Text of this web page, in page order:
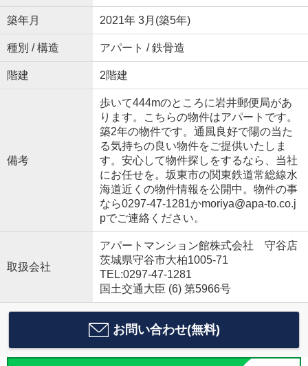
築年月 2021年 3月(築5年)
種別 / 構造 アパート / 鉄骨造
階建 2階建
備考
歩いて444mのところに岩井郵便局があ
ります。こちらの物件はアパートです。
築2年の物件です。通風良好で陽の当た
る気持ちの良い物件をご提供いたしま
す。安心して物件探しをするなら、当社
にお任せを。坂東市の関東鉄道常総線水
海道近くの物件情報を公開中。物件の事
なら0297-47-1281かmoriya@apa-to.co.j
pでご連絡ください。
取扱会社
アパートマンション館株式会社 守谷店
茨城県守谷市大柏1005-71
TEL:0297-47-1281
国土交通大臣 (6) 第5966号
お問い合わせ(無料)